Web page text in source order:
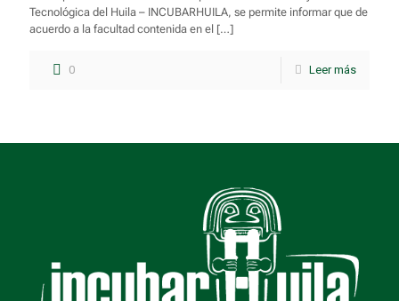
Tecnológica del Huila – INCUBARHUILA, se permite informar que de
acuerdo a la facultad contenida en el […]
0 Leer más